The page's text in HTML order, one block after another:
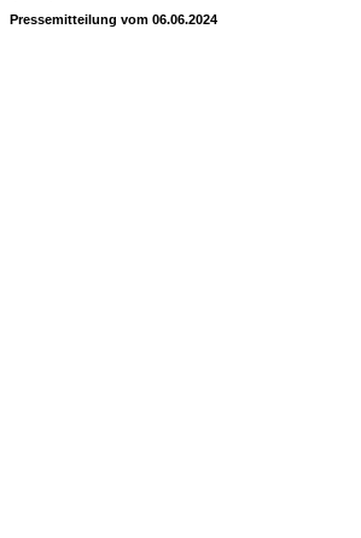
Pressemitteilung vom 06.06.2024